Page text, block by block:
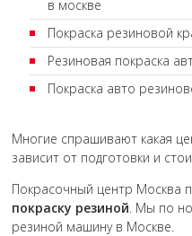
в москве
Покраска резиновой
Резиновая покраска
Покраска авто
Многие спрашивают какая
зависит от подготовки и
Покрасочный центр Москва
покраску резиной. Мы по
резиной машину в Москве.